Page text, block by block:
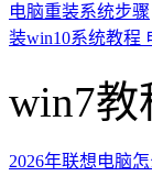
电脑重装系统步骤
装win10系统教程
win7教
2026年联想电脑